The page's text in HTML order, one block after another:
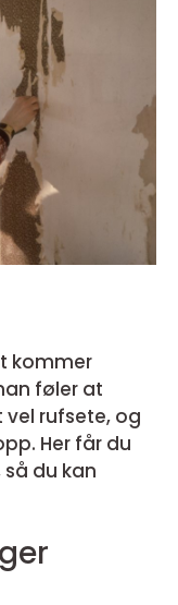
kommer
føler at
rufsete, og
Her får du
du kan